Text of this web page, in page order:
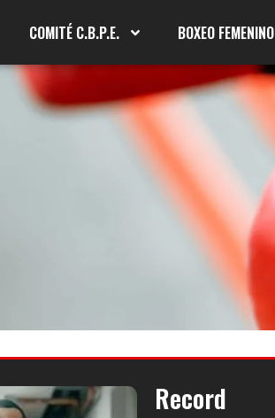
COMITÉ C.B.P.E. BOXEO FEMENINO
Record